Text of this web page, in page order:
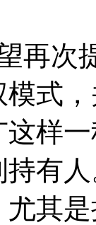
再次
式
样
有
其